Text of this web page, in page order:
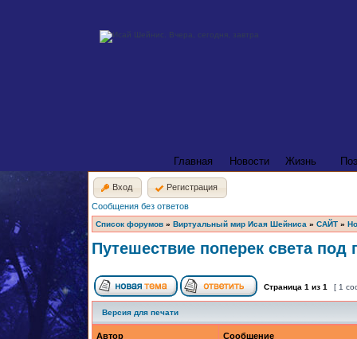
Главная Новости Жизнь
Вход
Регистрация
Сообщения без ответов
Список форумов » Виртуальный мир Исая Шейниса » САЙТ »
Путешествие поперек света
Страница 1 из 1 [ 1
Версия для печати
Автор Сообщение